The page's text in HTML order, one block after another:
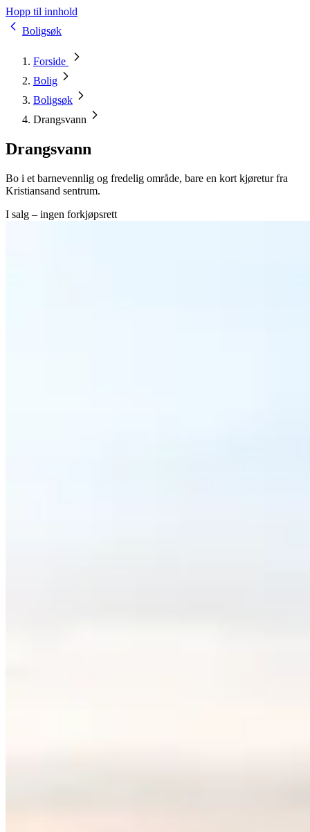
Hopp til innhold
Boligsøk
Forside
Bolig
Boligsøk
Drangsvann
Drangsvann
Bo i et barnevennlig og fredelig område, bare en kort kjøretur fra
Kristiansand sentrum.
I salg – ingen forkjøpsrett